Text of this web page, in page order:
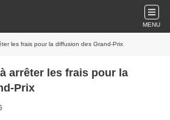
MENU
les frais pour la diffusion des Grand-Prix
arrêter les frais pour la
Prix